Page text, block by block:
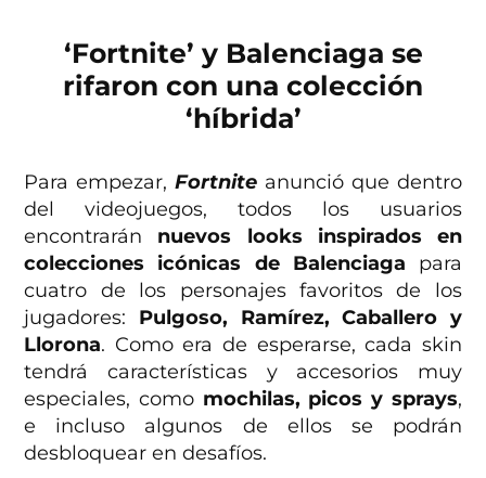
‘Fortnite’ y Balenciaga se
rifaron con una colección
‘híbrida’
Para empezar,Fortnite anunció que dentro
del videojuegos, todos los usuarios
encontrarán nuevos looks inspirados en
colecciones icónicas de Balenciaga para
cuatro de los personajes favoritos de los
jugadores: Pulgoso, Ramírez, Caballero y
Llorona. Como era de esperarse, cada skin
tendrá características y accesorios muy
especiales, como mochilas, picos y sprays,
e incluso algunos de ellos se podrán
desbloquear en desafíos.